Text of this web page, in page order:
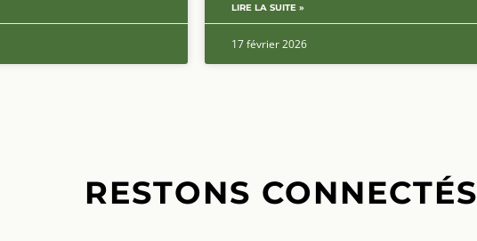
LIRE LA SUITE »
17 février 2026
RESTONS CONNECTÉS